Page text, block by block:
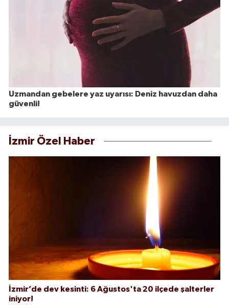
Uzmandan gebelere yaz uyarısı: Deniz havuzdan daha
güvenli!
İzmir Özel Haber
İzmir’de dev kesinti: 6 Ağustos'ta 20 ilçede şalterler
iniyor!